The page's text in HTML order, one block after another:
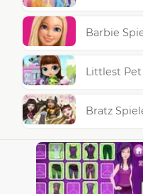
Barbie
Littlest
Bratz